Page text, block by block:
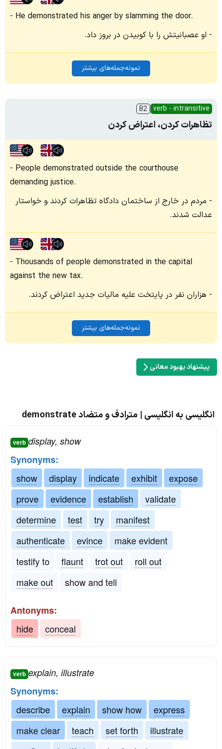
He demonstrated his anger by slamming the door.
او عصبانیتش را با کوبیدن در بروز داد.
نمونه‌جمله‌های بیشتر
verb - intransitive
B2
تظاهرات کردن، اعتراض کردن
People demonstrated outside the courthouse
demanding justice.
مردم در خارج از ساختمان دادگاه تظاهرات کردند و خواستار
عدالت شدند.
Thousands of people demonstrated in the capital
against the new tax.
هزاران نفر در پایتخت علیه مالیات جدید اعتراض کردند.
نمونه‌جمله‌های بیشتر
پیشنهاد بهبود معانی
انگلیسی به انگلیسی | مترادف و متضاد demonstrate
verb display, show
Synonyms:
show
display indicate exhibit
expose
prove
evidence establish
validate
determine
test try
manifest
authenticate
evince
make evident
testify to
flaunt trot out
roll out
make out
show and tell
Antonyms:
hide
conceal
verb explain, illustrate
Synonyms:
describe
explain show how
express
make clear
teach set forth
illustrate